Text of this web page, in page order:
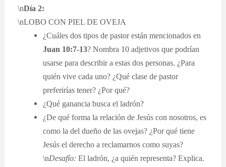
\nDía 2:
\nLOBO CON PIEL DE OVEJA
¿Cuáles dos tipos de pastor están mencionados en
Juan 10:7-13? Nombra 10 adjetivos que podrían
usarse para describir a estas dos personas. ¿Para
quién vive cada uno? ¿Qué clase de pastor
preferirías tener? ¿Por qué?
¿Qué ganancia busca el ladrón?
¿De qué forma la relación de Jesús con nosotros, es
como la del dueño de las ovejas? ¿Por qué tiene
Jesús el derecho a reclamarnos como suyas?
\nDesafío: El ladrón, ¿a quién representa? Explica.